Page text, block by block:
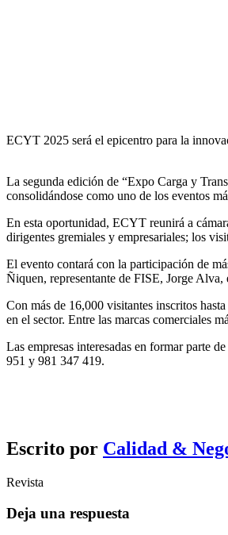
ECYT 2025 será el epicentro para la
La segunda edición de “Expo Carga y
consolidándose como uno de los eventos
En esta oportunidad, ECYT reunirá a
dirigentes gremiales y empresariales; los
El evento contará con la participación de
Ñiquen, representante de FISE, Jorge Alva,
Con más de 16,000 visitantes inscritos
en el sector. Entre las marcas comerciales
Las empresas interesadas en formar parte
951 y 981 347 419.
Escrito por Calidad &
Revista
Deja una respuesta